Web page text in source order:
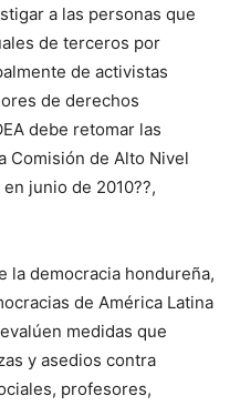
a las personas que
de terceros por
de activistas
de derechos
debe retomar las
Comisión de Alto Nivel
junio de 2010??,
la democracia hondureña,
de América Latina
medidas que
y asedios contra
profesores,